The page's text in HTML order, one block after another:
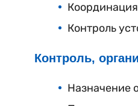
Контроль
Контроль,
Назначение